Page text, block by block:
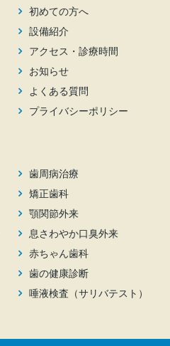
初めての方へ
設備紹介
アクセス・診療時間
お知らせ
よくある質問
プライバシーポリシー
歯周病治療
矯正歯科
顎関節外来
息さわやか口臭外来
赤ちゃん歯科
歯の健康診断
唾液検査（サリバテスト）